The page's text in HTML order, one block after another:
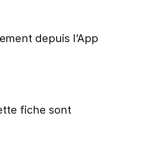
depuis l’App
fiche sont